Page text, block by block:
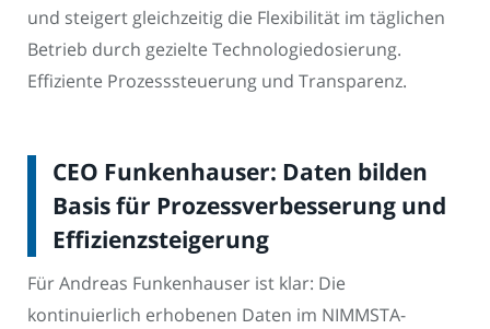
und steigert gleichzeitig die Flexibilität im täglichen
Betrieb durch gezielte Technologiedosierung.
Effiziente Prozesssteuerung und Transparenz.
CEO Funkenhauser: Daten bilden
Basis für Prozessverbesserung und
Effizienzsteigerung
Für Andreas Funkenhauser ist klar: Die
kontinuierlich erhobenen Daten im NIMMSTA-